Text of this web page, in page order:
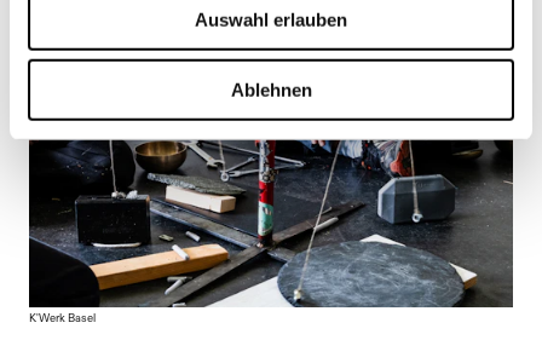
Auswahl erlauben
Ablehnen
K'Werk Basel